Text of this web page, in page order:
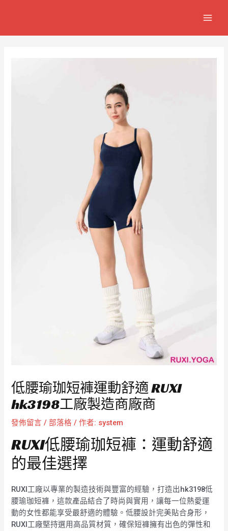
低腰瑜珈短褲運動舒適 RUXI
hk3198工廠製造商廠商
發佈留言 /部落格 / 作者: system
RUXI低腰瑜珈短褲：運動舒適
的最佳選擇
RUXI工廠以專業的製造技術與豐富的經驗，打造出hk3198低
腰瑜珈短褲，這款產品結合了時尚與實用，讓每一位熱愛運
動的女性都能享受最舒適的體驗。低腰設計完美貼合身形，
RUXI工廠堅持選用高品質材質，確保短褲擁有出色的彈性和